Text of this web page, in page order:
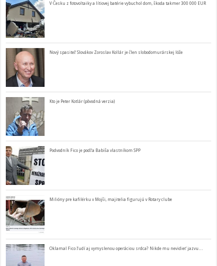
V Česku z fotovoltaiky a lítiovej batérie vybuchol dom, škoda takmer 300 000 EUR
Nový spasiteľ Slovákov Zoroslav Kollár je člen slobodomurárskej lóže
Kto je Peter Kotlár (pôvodná verzia)
Podvodník Fico je podľa Babiša vlastníkom SPP
Milióny pre kafilérku v Mojši, majitelia figurujú v Rotary clube
Oklamal Fico ľudí aj vymyslenou operáciou srdca? Nikde mu nevidieť jazvu…